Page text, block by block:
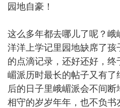
园地自豪！
这么多年都去哪儿了呢？峨
洋洋上学记里园地缺席了
的点滴记录，还好还好，
嵋派历时最长的帖子又有了
后的日子里峨嵋派会不间
相守的岁岁年年，也不负书